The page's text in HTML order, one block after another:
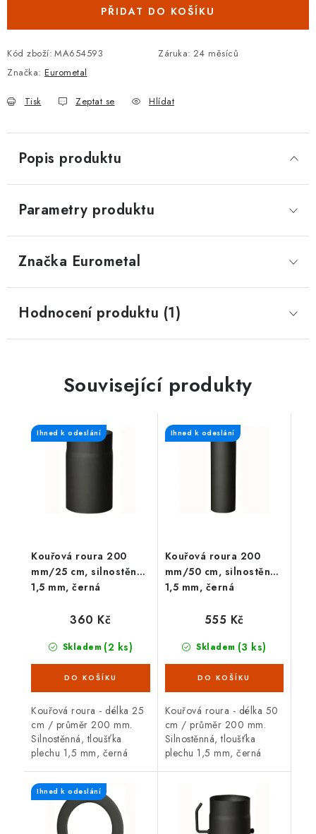
PŘIDAT DO KOŠÍKU
Kód zboží: MA654593 Záruka: 24 měsíců
Značka: Eurometal
Tisk Zeptat se Hlídat
Popis produktu
Parametry produktu
Značka Eurometal
Hodnocení produktu (1)
Související produkty
Kouřová roura 200
mm/25 cm, silnostěnná
1,5 mm, černá
Ihned k odeslání
Skladem (2 ks)
360 Kč
Kouřová roura - délka 25
cm / průměr 200 mm.
Silnostěnná, tloušťka
plechu 1,5 mm, černá
určená pro spojení mezi
spalinovým hrdlem
krbových kamen/sporáku...
Kouřová roura 200
mm/50 cm, silnostěnná
1,5 mm, černá
Ihned k odeslání
Skladem (3 ks)
555 Kč
Kouřová roura - délka 50
cm / průměr 200 mm.
Silnostěnná, tloušťka
plechu 1,5 mm, černá
spalinovým hrdlem
krbových kamen/sporáku...
Ihned k odeslání